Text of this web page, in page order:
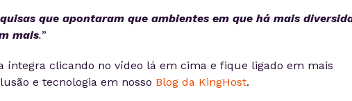
que apontaram que ambientes em que há mais
mais.”
íntegra clicando no vídeo lá em cima e fique ligado em mais
e tecnologia em nosso Blog da KingHost.